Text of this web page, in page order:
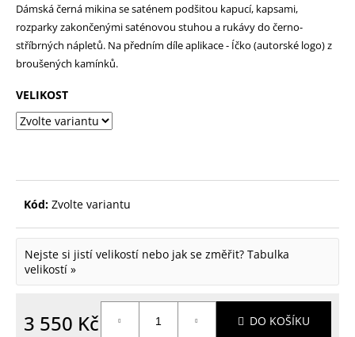
Dámská černá mikina se saténem podšitou kapucí, kapsami,
rozparky zakončenými saténovou stuhou a rukávy do černo-
stříbrných nápletů. Na předním díle aplikace - Íčko (autorské logo) z
broušených kamínků.
VELIKOST
Kód: Zvolte variantu
Nejste si jistí velikostí nebo jak se změřit? Tabulka
velikostí »
3 550 Kč DO KOŠÍKU
o
r
u
č
u
j
m
e